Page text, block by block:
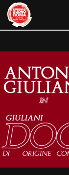
content